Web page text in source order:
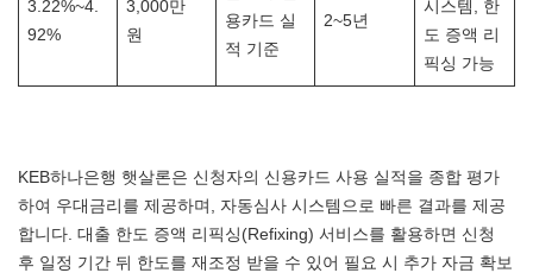
3.22%~4.
92%
3,000만
원
용카드 실
적 기준
2~5년
시스템, 한
도 증액 리
픽싱 가능
KEB하나은행 햇살론은 신청자의 신용카드 사용 실적을 종합 평가
하여 우대금리를 제공하며, 자동심사 시스템으로 빠른 결과를 제공
합니다. 대출 한도 증액 리픽싱(Refixing) 서비스를 활용하면 신청
후 일정 기간 뒤 한도를 재조정 받을 수 있어 필요 시 추가 자금 확보